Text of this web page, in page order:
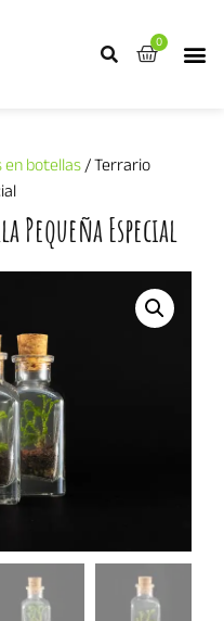
0
en botellas / Terrario
Pequeña Especial